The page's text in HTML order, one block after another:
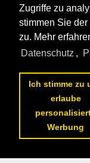
Zugriffe zu
stimmen Sie
zu. Mehr
Datenschutz ,
Ich stimme zu
erlaube
Werbung